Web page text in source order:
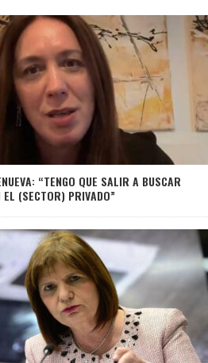
“TENGO QUE SALIR A BUSCAR
EL (SECTOR) PRIVADO”